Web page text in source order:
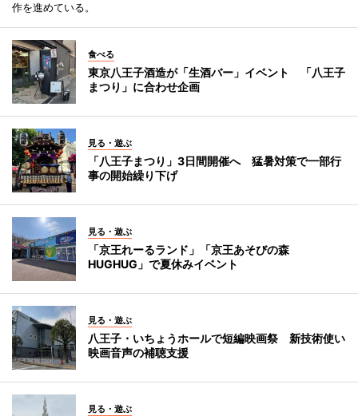
作を進めている。
食べる
東京八王子酒造が「生酒バー」イベント 「八王子
まつり」に合わせ企画
見る・遊ぶ
「八王子まつり」3日間開催へ 猛暑対策で一部行
事の開始繰り下げ
見る・遊ぶ
「京王れーるランド」「京王あそびの森
HUGHUG」で夏休みイベント
見る・遊ぶ
八王子・いちょうホールで短編映画祭 新技術使い
映画音声の補聴支援
見る・遊ぶ